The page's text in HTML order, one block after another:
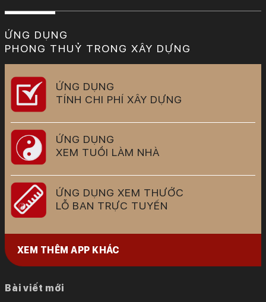
ỨNG DỤNG
PHONG THUỶ TRONG XÂY DỰNG
ỨNG DỤNG
TÍNH CHI PHÍ XÂY DỰNG
ỨNG DỤNG
XEM TUỔI LÀM NHÀ
ỨNG DỤNG XEM THƯỚC
LỖ BAN TRỰC TUYẾN
XEM THÊM APP KHÁC
Bài viết mới